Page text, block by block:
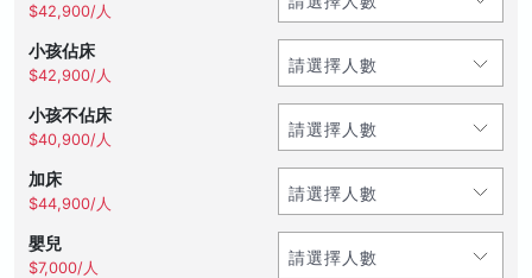
$42,900/人
小孩佔床
$42,900/人
小孩不佔床
$40,900/人
加床
$44,900/人
嬰兒
$7,000/人